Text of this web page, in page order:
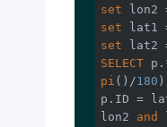
set lon2
set lat1
set lat2
SELECT
pi ()/180
p.ID =
lon2 and